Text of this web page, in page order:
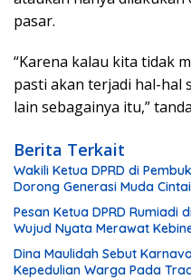
pasar.
“Karena kalau kita tidak
pasti akan terjadi hal-hal
lain sebagainya itu,”
Berita Terkait
Wakili Ketua DPRD di
Dorong Generasi Muda
Pesan Ketua DPRD Rumiadi
Wujud Nyata Merawat
Dina Maulidah Sebut
Kepedulian Warga Pada